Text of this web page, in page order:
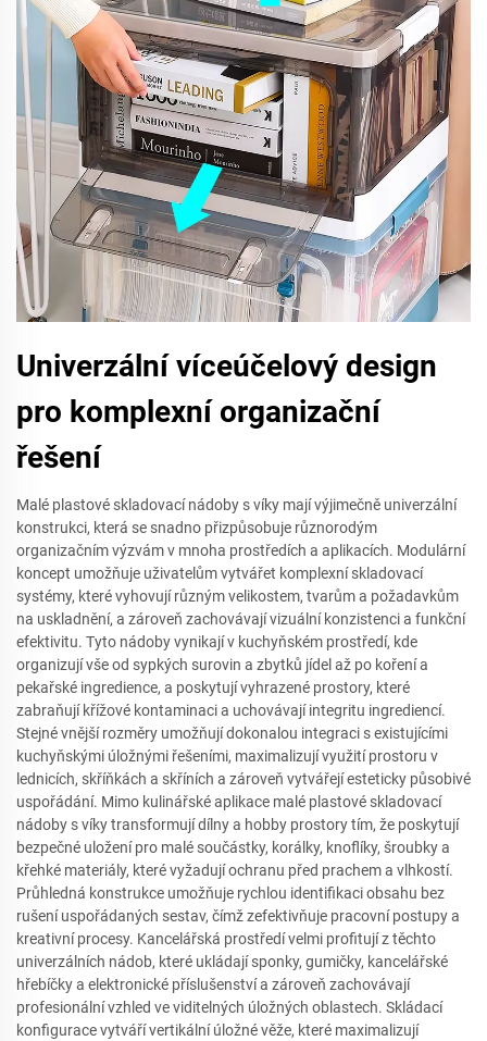
Univerzální víceúčelový design
pro komplexní organizační
řešení
Malé plastové skladovací nádoby s víky mají výjimečně univerzální
konstrukci, která se snadno přizpůsobuje různorodým
organizačním výzvám v mnoha prostředích a aplikacích. Modulární
koncept umožňuje uživatelům vytvářet komplexní skladovací
systémy, které vyhovují různým velikostem, tvarům a požadavkům
na uskladnění, a zároveň zachovávají vizuální konzistenci a funkční
efektivitu. Tyto nádoby vynikají v kuchyňském prostředí, kde
organizují vše od sypkých surovin a zbytků jídel až po koření a
pekařské ingredience, a poskytují vyhrazené prostory, které
zabraňují křížové kontaminaci a uchovávají integritu ingrediencí.
Stejné vnější rozměry umožňují dokonalou integraci s existujícími
kuchyňskými úložnými řešeními, maximalizují využití prostoru v
lednicích, skříňkách a skříních a zároveň vytvářejí esteticky působivé
uspořádání. Mimo kulinářské aplikace malé plastové skladovací
nádoby s víky transformují dílny a hobby prostory tím, že poskytují
bezpečné uložení pro malé součástky, korálky, knoflíky, šroubky a
křehké materiály, které vyžadují ochranu před prachem a vlhkostí.
Průhledná konstrukce umožňuje rychlou identifikaci obsahu bez
rušení uspořádaných sestav, čímž zefektivňuje pracovní postupy a
kreativní procesy. Kancelářská prostředí velmi profitují z těchto
univerzálních nádob, které ukládají sponky, gumičky, kancelářské
hřebíčky a elektronické příslušenství a zároveň zachovávají
profesionální vzhled ve viditelných úložných oblastech. Skládací
konfigurace vytváří vertikální úložné věže, které maximalizují